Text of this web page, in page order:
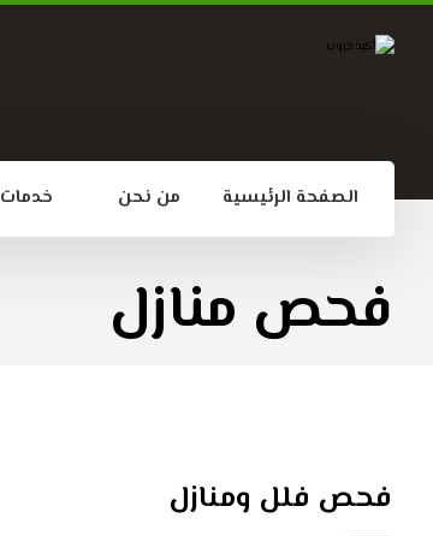
الصفحة الرئيسية من نحن خدمات
فحص منازل
فحص فلل ومنازل